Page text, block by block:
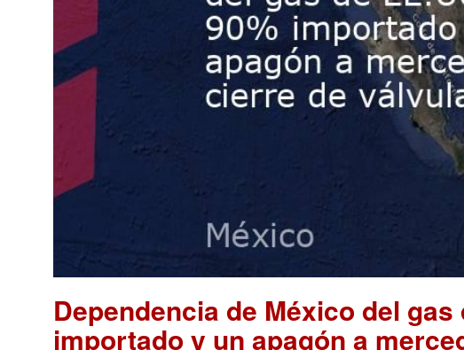
Dependencia de México del gas
importado y un apagón a